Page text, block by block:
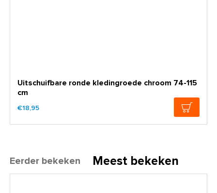
Uitschuifbare ronde kledingroede chroom 74-115
cm
€18,95
Eerder bekeken Meest bekeken